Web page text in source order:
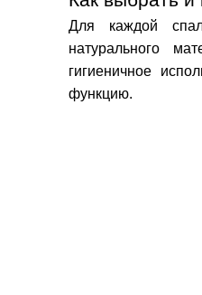
Для каждой
натурального
гигиеничное
функцию.